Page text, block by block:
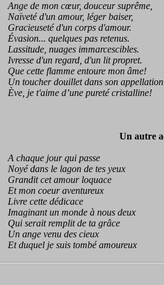
Ange de mon cœur, douceur suprême,
Naïveté d'un amour, léger baiser,
Gracieuseté d'un corps d'amour.
Évasion... quelques pas retenus.
Lassitude, nuages immarcescibles.
Ivresse d'un regard, d'un lit propret.
Que cette flamme entoure mon âme!
Un toucher douillet dans son
Ève, je t'aime d’une pureté cristalline!
Un autre
A chaque jour qui passe
Noyé dans le lagon de tes yeux
Grandit cet amour loquace
Et mon coeur aventureux
Livre cette dédicace
Imaginant un monde à nous deux
Qui serait remplit de ta grâce
Un ange venu des cieux
Et duquel je suis tombé amoureux